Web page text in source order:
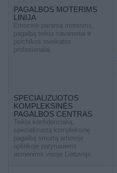
PAGALBOS MOTERIMS
LINIJA
Emocinė parama moterims,
pagalbą teikia savanoriai ir
psichikos sveikatos
profesionalai
SPECIALIZUOTOS
KOMPLEKSINĖS
PAGALBOS CENTRAS
Teikia konfidencialią,
specializuotą kompleksinę
pagalbą smurtą artimoje
aplinkoje patyrusiems
asmenims visoje Lietuvoje.